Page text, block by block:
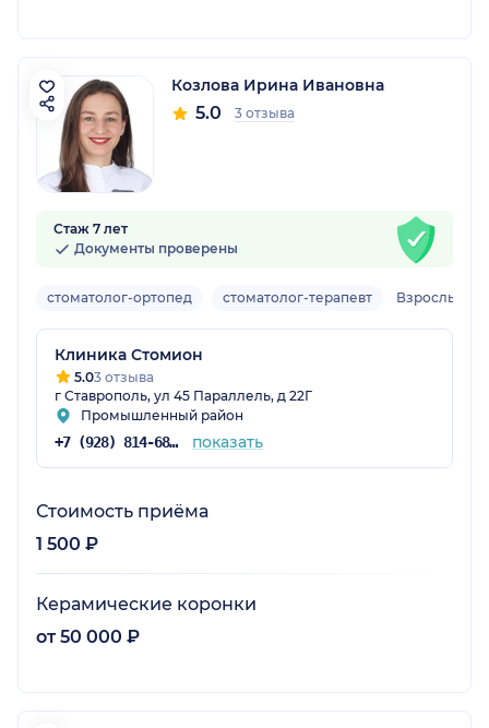
Козлова Ирина Ивановна
5.0 3 отзыва
Стаж 7 лет
Документы проверены
стоматолог-ортопед стоматолог-терапевт Взрослый
Клиника Стомион
5.03 отзыва
г Ставрополь, ул 45 Параллель, д 22Г
Промышленный район
+7 (928) 814-68-68 показать
Стоимость приёма
1 500 ₽
Керамические коронки
от 50 000 ₽